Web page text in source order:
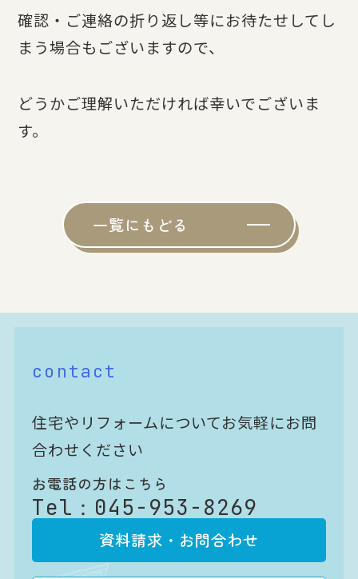
確認・ご連絡の折り返し等にお待たせしてし
まう場合もございますので、
どうかご理解いただければ幸いでございま
す。
一覧にもどる
contact
住宅やリフォームについてお気軽にお問
合わせください
お電話の方はこちら
Tel： 045-953-8269
資料請求・お問合わせ